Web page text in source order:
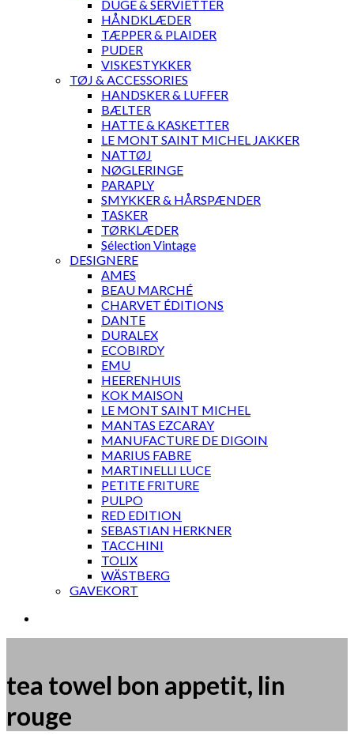
DUGE & SERVIETTER
HÅNDKLÆDER
TÆPPER & PLAIDER
PUDER
VISKESTYKKER
TØJ & ACCESSORIES
HANDSKER & LUFFER
BÆLTER
HATTE & KASKETTER
LE MONT SAINT MICHEL JAKKER
NATTØJ
NØGLERINGE
PARAPLY
SMYKKER & HÅRSPÆNDER
TASKER
TØRKLÆDER
Sélection Vintage
DESIGNERE
AMES
BEAU MARCHÉ
CHARVET ÉDITIONS
DANTE
DURALEX
ECOBIRDY
EMU
HEERENHUIS
KOK MAISON
LE MONT SAINT MICHEL
MANTAS EZCARAY
MANUFACTURE DE DIGOIN
MARIUS FABRE
MARTINELLI LUCE
PETITE FRITURE
PULPO
RED EDITION
SEBASTIAN HERKNER
TACCHINI
TOLIX
WÄSTBERG
GAVEKORT
tea towel bon appetit, lin
rouge